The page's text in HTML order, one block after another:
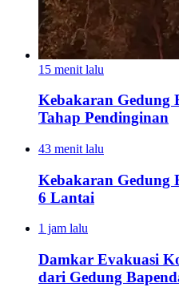
15 menit lalu
Kebakaran Gedung
Tahap Pendinginan
43 menit lalu
Kebakaran Gedung
6 Lantai
1 jam lalu
Damkar Evakuasi
dari Gedung